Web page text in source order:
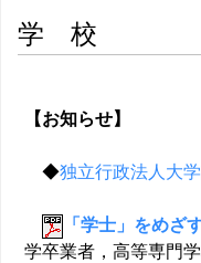
学 校
【お知らせ】
◆独立行政法人大
「学士」をめ
学卒業者，高等専門